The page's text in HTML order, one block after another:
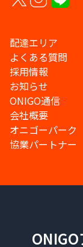
配達エリア
よくある質問
採用情報
お知らせ
ONIGO通信
会社概要
オニゴーパーク
協業パートナー